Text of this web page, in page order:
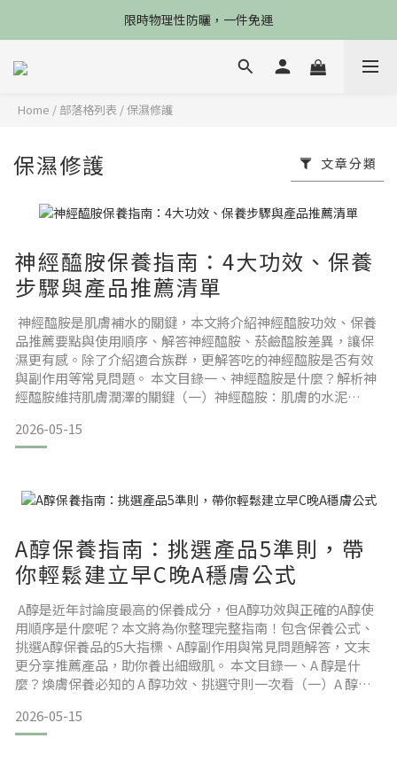
限4天，任選兩件88折，最高再贈$2800
限時物理性防曬，一件免運
加入會員立德$100購物金
Home / 部落格列表 /保濕修護
保濕修護 文章分類
神經醯胺保養指南：4大功效、保養
步驟與產品推薦清單
神經醯胺是肌膚補水的關鍵，本文將介紹神經醯胺功效、保養
品推薦要點與使用順序、解答神經醯胺、菸鹼醯胺差異，讓保
濕更有感。除了介紹適合族群，更解答吃的神經醯胺是否有效
與副作用等常見問題。 本文目錄一、神經醯胺是什麼？解析神
經醯胺維持肌膚潤澤的關鍵（一）神經醯胺：肌膚的水泥
洛美／神經醯胺功效有哪些？神經醯胺的 4 大作用一次看神經
醯胺作用 1：鎖住水分神經醯胺作用 2：穩定屏障功能神經醯胺
2026-05-15
A醇保養指南：挑選產品5準則，帶
你輕鬆建立早C晚A穩膚公式
A醇是近年討論度最高的保養成分，但A醇功效與正確的A醇使
用順序是什麼呢？本文將為你整理完整指南！包含保養公式、
挑選A醇保養品的5大指標、A醇副作用與常見問題解答，文末
更分享推薦產品，助你養出細緻肌。 本文目錄一、A 醇是什
麼？煥膚保養必知的 A 醇功效、挑選守則一次看（一）A 醇是
用族群介紹二、A 醇使用順序：建立「早 C 晚 A」保養公式
（一）早 C 晚 A 的黃金保養邏輯（二）A 醇保養 3 步驟三、A 醇
2026-05-15